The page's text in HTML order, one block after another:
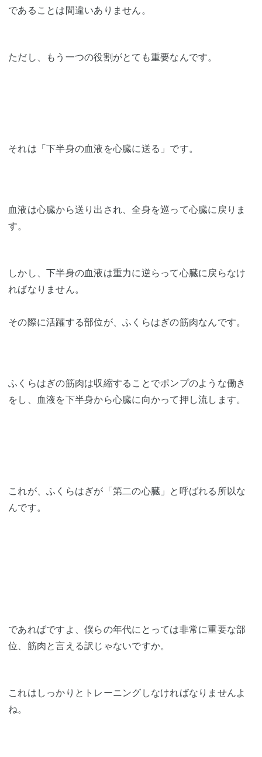
であることは間違いありません。
ただし、もう一つの役割がとても重要なんです。
それは「下半身の血液を心臓に送る」です。
血液は心臓から送り出され、全身を巡って心臓に戻りま
す。
しかし、下半身の血液は重力に逆らって心臓に戻らなけ
ればなりません。
その際に活躍する部位が、ふくらはぎの筋肉なんです。
ふくらはぎの筋肉は収縮することでポンプのような働き
をし、血液を下半身から心臓に向かって押し流します。
これが、ふくらはぎが「第二の心臓」と呼ばれる所以な
んです。
であればですよ、僕らの年代にとっては非常に重要な部
位、筋肉と言える訳じゃないですか。
これはしっかりとトレーニングしなければなりませんよ
ね。